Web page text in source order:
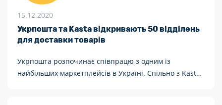
15.12.2020
Укрпошта та Kasta відкривають 50 відділень
для доставки товарів
Укрпошта розпочинає співпрацю з одним із
найбільших маркетплейсів в Україні. Спільно з Kasta